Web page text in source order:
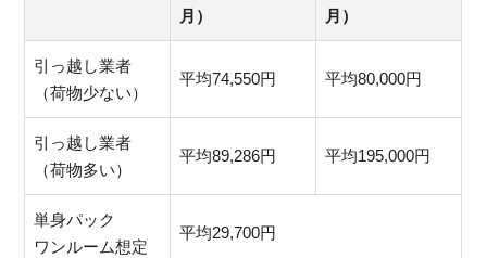
月）
月）
引っ越し業者
（荷物少ない）
平均74,550円 平均80,000円
引っ越し業者
（荷物多い）
平均89,286円 平均195,000円
単身パック
ワンルーム想定
平均29,700円